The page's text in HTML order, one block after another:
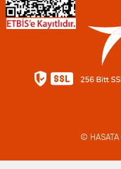
© HASATA